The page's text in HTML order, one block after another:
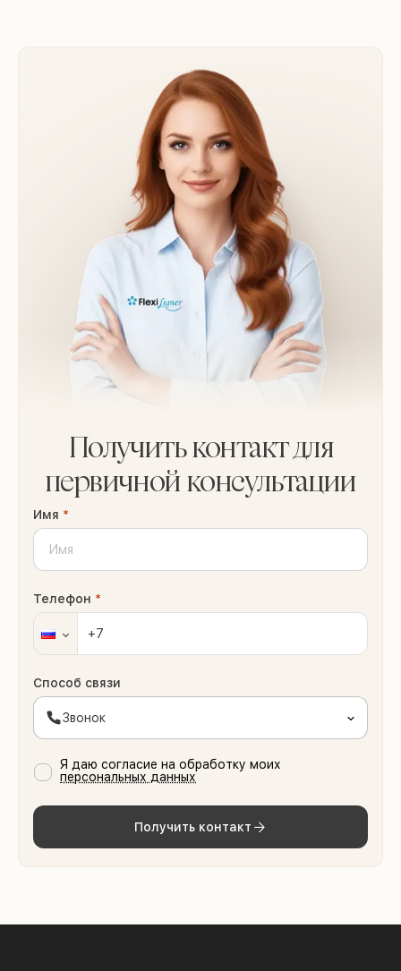
Получить контакт для
первичной консультации
Имя *
Телефон *
Способ связи
Звонок
Я даю согласие на обработку моих
персональных данных
Получить контакт